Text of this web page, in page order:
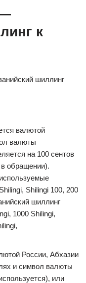
к
шиллинг
валютой
валюты
на 100 сентов
в обращении).
Shilingi 100, 200
шиллинг
1000 Shilingi,
России, Абхазии
и символ валюты
или